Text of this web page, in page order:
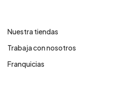
Nuestra tiendas
Trabaja con nosotros
Franquicias